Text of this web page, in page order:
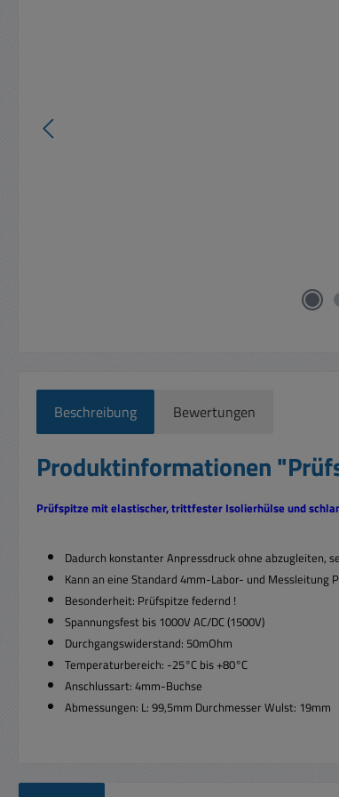
Beschreibung Bewertungen
Produktinformationen
Prüfspitze mit elastischer, trittfester Isolierhülse und
Dadurch konstanter Anpressdruck ohne abzugleiten,
Kann an eine Standard 4mm-Labor- und Messleitung
Besonderheit: Prüfspitze federnd !
Spannungsfest bis 1000V AC/DC (1500V)
Durchgangswiderstand: 50mOhm
Temperaturbereich: -25°C bis +80°C
Anschlussart: 4mm-Buchse
Abmessungen: L: 99,5mm Durchmesser Wulst: 19mm